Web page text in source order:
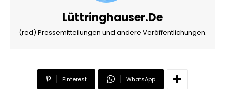
Lüttringhauser.de
(red) Pressemitteilungen und andere Veröffentlichungen.
Pinterest WhatsApp